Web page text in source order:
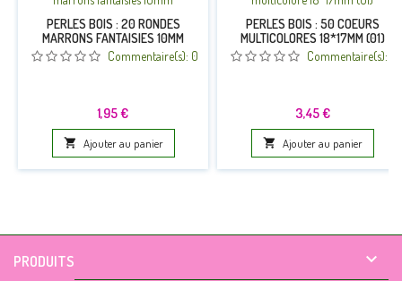
PERLES BOIS : 20 RONDES
MARRONS FANTAISIES 10MM
Commentaire(s): 0
Prix
1,95 €
 Ajouter au panier
PERLES BOIS : 50 COEURS
MULTICOLORES 18*17MM (01)
Commentaire(s):
Prix
3,45 €
 Ajouter au panier
PRODUITS 